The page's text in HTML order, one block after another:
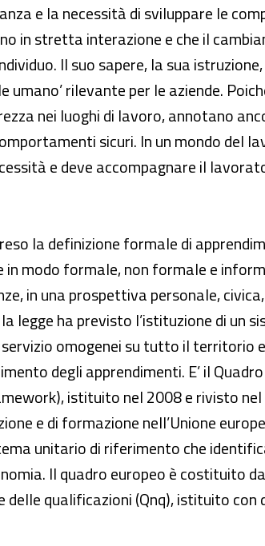
e la necessità di sviluppare le
in stretta interazione e che il
Il suo sapere, la sua
rilevante per le aziende.
nei luoghi di lavoro, annotano
sicuri. In un mondo del
e deve accompagnare il
la definizione formale di
modo formale, non formale e
in una prospettiva personale,
legge ha previsto l’istituzione di un
omogenei su tutto il territorio
degli apprendimenti. E’ il
istituito nel 2008 e rivisto
e di formazione nell’Unione
unitario di riferimento che
Il quadro europeo è costituito
qualificazioni (Qnq), istituito con